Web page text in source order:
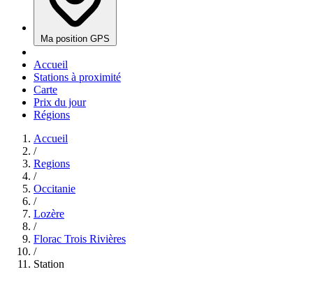
Ma position GPS
Accueil
Stations à proximité
Carte
Prix du jour
Régions
Accueil
/
Regions
/
Occitanie
/
Lozère
/
Florac Trois Rivières
/
Station